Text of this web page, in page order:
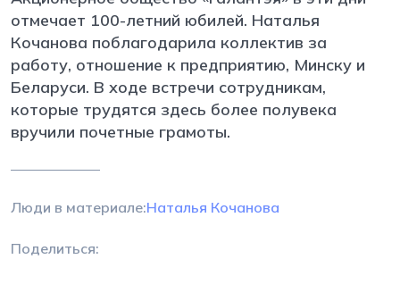
отмечает 100-летний юбилей. Наталья
Кочанова поблагодарила коллектив за
работу, отношение к предприятию, Минску и
Беларуси. В ходе встречи сотрудникам,
которые трудятся здесь более полувека
вручили почетные грамоты.
Люди в материале:Наталья Кочанова
Поделиться: